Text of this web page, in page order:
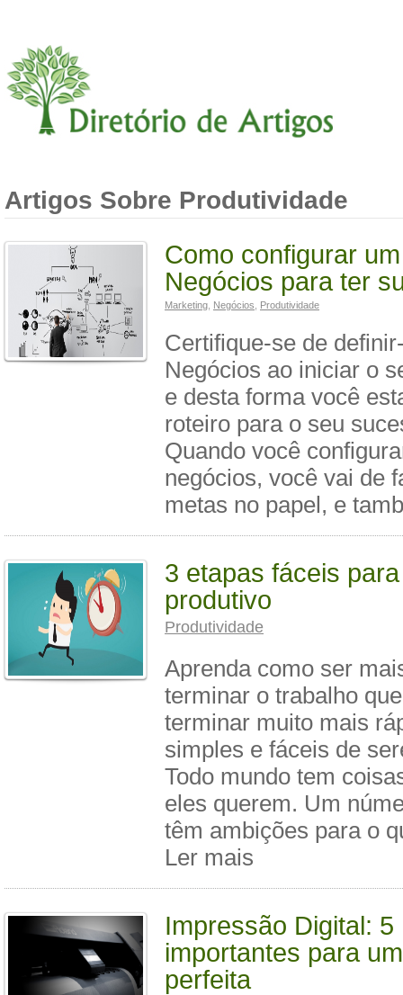
Artigos Sobre Produtividade
Como configurar
Negócios para ter
Marketing Negócios Produtividade
Certifique-se de
Negócios ao iniciar o
e desta forma você
roteiro para o seu
Quando você
negócios, você vai de
metas no papel, e
3 etapas fáceis
produtivo
Produtividade
Aprenda como ser
terminar o trabalho
terminar muito mais
simples e fáceis de
Todo mundo tem
eles querem. Um
têm ambições para o
Ler mais
Impressão Digital: 5
importantes para
perfeita